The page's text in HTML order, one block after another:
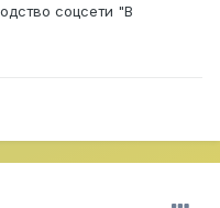
соцсети "В